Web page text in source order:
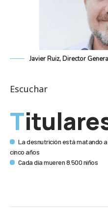
Javier Ruiz, Director
Escuchar
La desnutrición está matando
cinco años
Cada día mueren 8.500 niños